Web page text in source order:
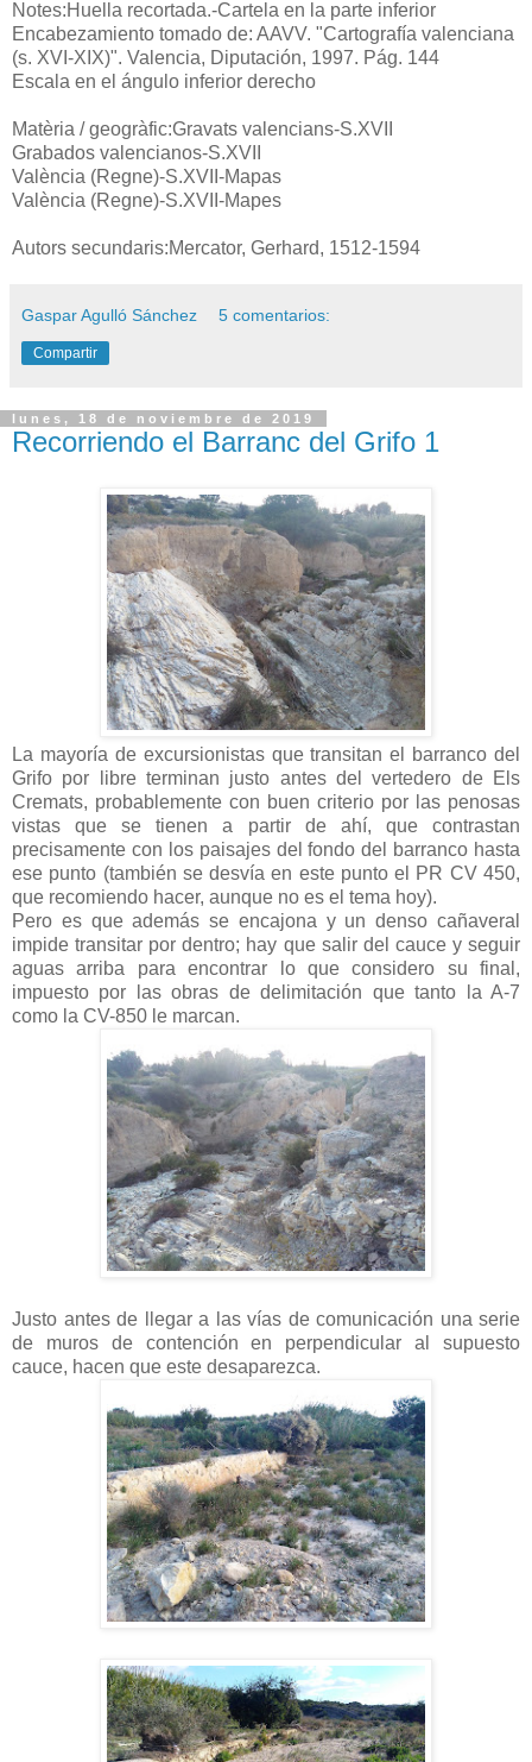
Notes:Huella recortada.-Cartela en la parte inferior
Encabezamiento tomado de: AAVV. "Cartografía valenciana
(s. XVI-XIX)". Valencia, Diputación, 1997. Pág. 144
Escala en el ángulo inferior derecho
Matèria / geogràfic:Gravats valencians-S.XVII
Grabados valencianos-S.XVII
València (Regne)-S.XVII-Mapas
València (Regne)-S.XVII-Mapes
Autors secundaris:Mercator, Gerhard, 1512-1594
Gaspar Agulló Sánchez 5 comentarios:
Compartir
lunes, 18 de noviembre de 2019
Recorriendo el Barranc del Grifo 1
La mayoría de excursionistas que transitan el barranco del
Grifo por libre terminan justo antes del vertedero de Els
Cremats, probablemente con buen criterio por las penosas
vistas que se tienen a partir de ahí, que contrastan
precisamente con los paisajes del fondo del barranco hasta
ese punto (también se desvía en este punto el PR CV 450,
que recomiendo hacer, aunque no es el tema hoy).
Pero es que además se encajona y un denso cañaveral
impide transitar por dentro; hay que salir del cauce y seguir
aguas arriba para encontrar lo que considero su final,
impuesto por las obras de delimitación que tanto la A-7
como la CV-850 le marcan.
Justo antes de llegar a las vías de comunicación una serie
de muros de contención en perpendicular al supuesto
cauce, hacen que este desaparezca.